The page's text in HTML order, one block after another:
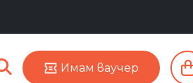
Имам ваучер